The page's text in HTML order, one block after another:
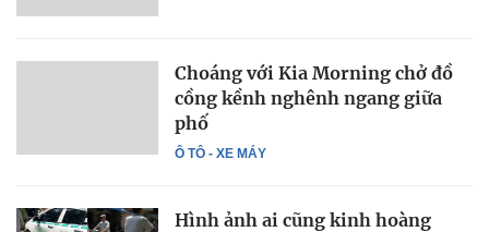
Ô TÔ - XE MÁY
Choáng với Kia Morning chở đồ
cồng kềnh nghênh ngang giữa
phố
Hình ảnh ai cũng kinh hoàng